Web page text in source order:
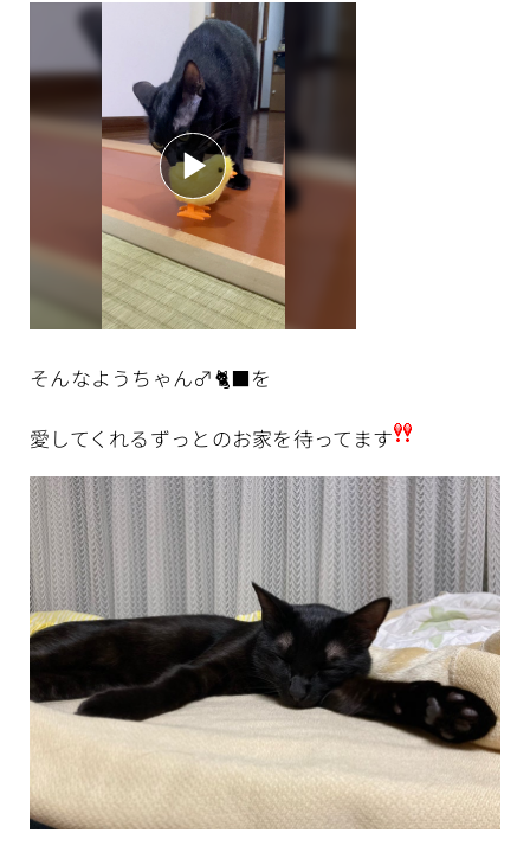
そんなようちゃん♂🐈‍⬛を
愛してくれるずっとのお家を待ってます